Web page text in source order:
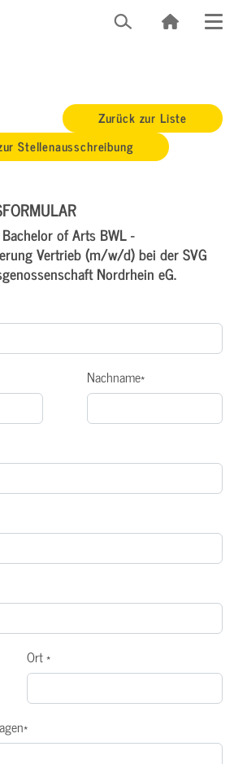
Zurück zur Liste
Stellenausschreibung
of Arts BWL -
Vertrieb (m/w/d) bei der SVG
Nordrhein eG.
Nachname*
Ort*
*